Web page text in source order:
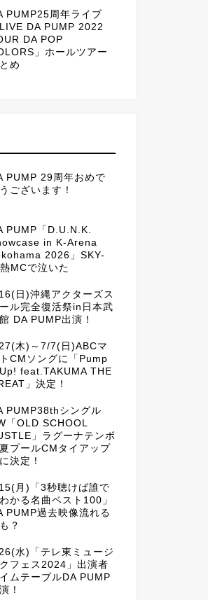
PUMP25周年ライブ
LIVE DA PUMP 2022
DA POP
」ホールツアー
め
PUMP 29周年おめで
ございます！
PUMP「D.U.N.K.
in K-Arena
2026」SKY-
MCで泣いた
日)沖縄アクターズス
ル完全復活祭in日本武
DA PUMP出演！
木)～7/7(日)ABCマ
CMソングに「Pump
feat.TAKUMA THE
」決定！
PUMP38thシングル
「OLD SCHOOL
」ラグーナテンボ
プールCMタイアップ
決定！
月)「3秒聴けば誰で
かる名曲ベスト100」
PUMP過去映像流れる
？
水)「テレ東ミュージ
フェス2024」出演者
ムテーブルDA PUMP
！